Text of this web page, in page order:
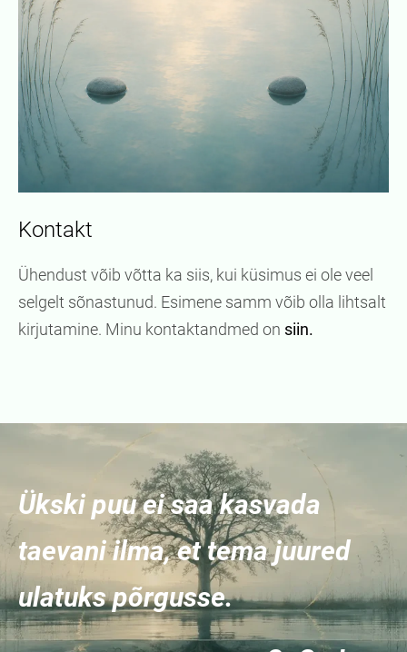
Kontakt
Ühendust võib võtta ka siis, kui küsimus ei ole veel
selgelt sõnastunud. Esimene samm võib olla lihtsalt
kirjutamine. Minu kontaktandmed on siin.
Ükski puu ei saa kasvada
taevani ilma, et tema juured
ulatuks põrgusse.